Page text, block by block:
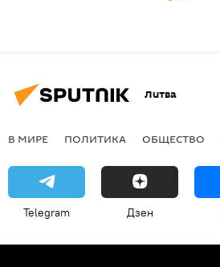
Литва
В МИРЕ ПОЛИТИКА ОБЩЕСТВО
Telegram Дзен